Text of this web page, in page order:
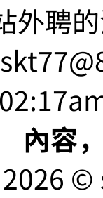
外聘
內容
2026 ©